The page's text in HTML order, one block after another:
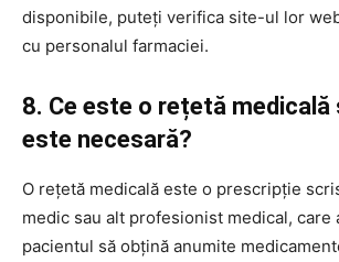
disponibile, puteți verifica site-ul lor
cu personalul farmaciei.
8. Ce este o rețetă medicală
este necesară?
O rețetă medicală este o prescripție
medic sau alt profesionist medical, care
pacientul să obțină anumite